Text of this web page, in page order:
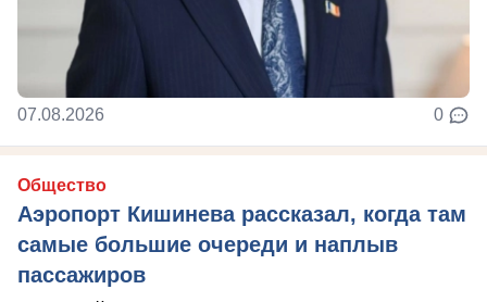
07.08.2026 0
Общество
Аэропорт Кишинева рассказал, когда там
самые большие очереди и наплыв
пассажиров